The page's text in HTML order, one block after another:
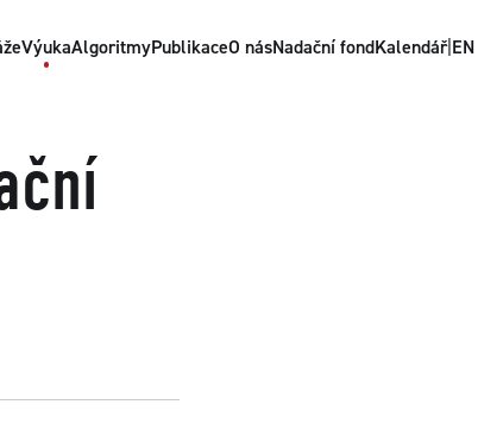
VýukaAlgoritmyPublikaceO násNadační fondKalendář|EN